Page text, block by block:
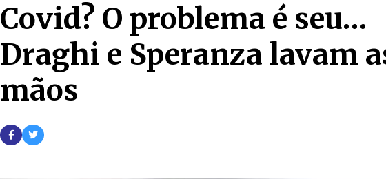
Covid? O problema é seu…
Draghi e Speranza lavam
mãos